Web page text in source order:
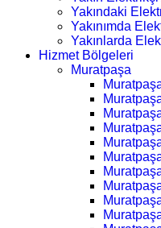
Yakındaki
Yakınımda
Yakınlarda
Hizmet Bölgeleri
Muratpaşa